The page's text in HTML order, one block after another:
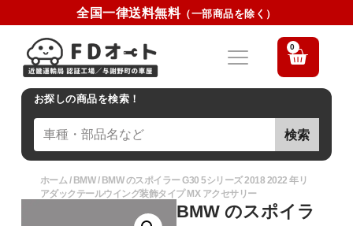
全国一律送料無料（一部商品を除く）
0
お探しの商品を検索！
検索
ホーム / BMW/ BMW のスポイラー G30 5シリーズ 2018 2022 年リ
アダックテールウイング装飾タイプ MX アクセサリー
BMW のスポイラ